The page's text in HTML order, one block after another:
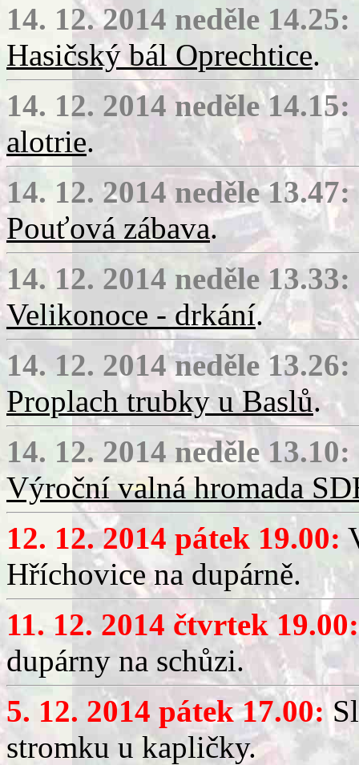
14. 12. 2014 neděle 14.25:
Hasičský bál Oprechtice.
14. 12. 2014 neděle 14.15:
alotrie.
14. 12. 2014 neděle 13.47:
Pouťová zábava.
14. 12. 2014 neděle 13.33:
Velikonoce - drkání.
14. 12. 2014 neděle 13.26:
Proplach trubky u Baslů.
14. 12. 2014 neděle 13.10:
Výroční valná hromada
12. 12. 2014 pátek 19.00:
Hříchovice na dupárně.
11. 12. 2014 čtvrtek 19.00:
dupárny na schůzi.
5. 12. 2014 pátek 17.00:
stromku u kapličky.